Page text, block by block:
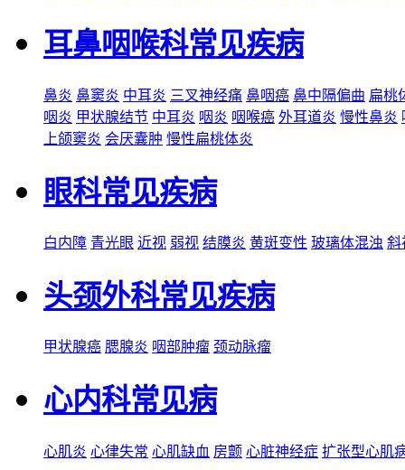
耳鼻咽喉科常见疾病
鼻炎 鼻窦炎 中耳炎 三叉神经痛 鼻咽癌 鼻中隔偏曲 扁桃
咽炎 甲状腺结节 中耳炎 咽炎 咽喉癌 外耳道炎 慢性鼻炎
上颌窦炎 会厌囊肿 慢性扁桃体炎
眼科常见疾病
白内障 青光眼 近视 弱视 结膜炎 黄斑变性 玻璃体混浊 斜
头颈外科常见疾病
甲状腺癌 腮腺炎 咽部肿瘤 颈动脉瘤
心内科常见病
心肌炎 心律失常 心肌缺血 房颤 心脏神经症 扩张型心肌